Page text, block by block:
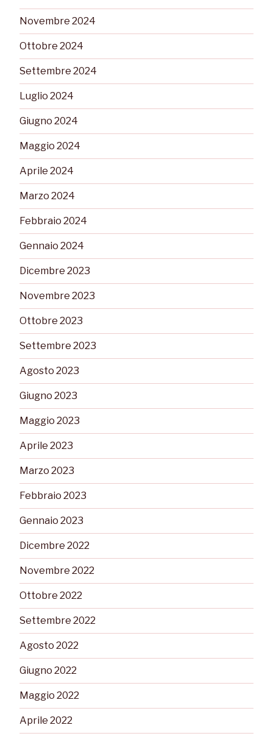
Novembre 2024
Ottobre 2024
Settembre 2024
Luglio 2024
Giugno 2024
Maggio 2024
Aprile 2024
Marzo 2024
Febbraio 2024
Gennaio 2024
Dicembre 2023
Novembre 2023
Ottobre 2023
Settembre 2023
Agosto 2023
Giugno 2023
Maggio 2023
Aprile 2023
Marzo 2023
Febbraio 2023
Gennaio 2023
Dicembre 2022
Novembre 2022
Ottobre 2022
Settembre 2022
Agosto 2022
Giugno 2022
Maggio 2022
Aprile 2022